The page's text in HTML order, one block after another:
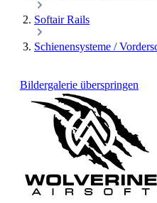
Softair Rails
Schienensysteme /
Bildergalerie überspringen